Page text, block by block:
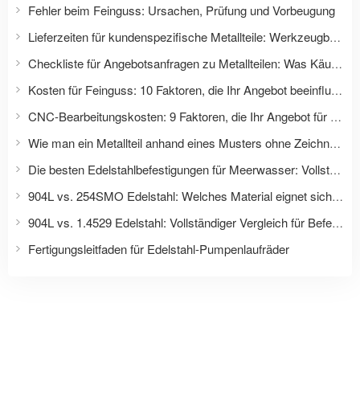
Fehler beim Feinguss: Ursachen, Prüfung und Vorbeugung
Lieferzeiten für kundenspezifische Metallteile: Werkzeugbau, Mustererstellung, Produktion und Lieferung
Checkliste für Angebotsanfragen zu Metallteilen: Was Käufer für ein genaues Angebot angeben sollten
Kosten für Feinguss: 10 Faktoren, die Ihr Angebot beeinflussen
CNC-Bearbeitungskosten: 9 Faktoren, die Ihr Angebot für ein individuelles Bauteil beeinflussen
Wie man ein Metallteil anhand eines Musters ohne Zeichnungen nachbaut
Die besten Edelstahlbefestigungen für Meerwasser: Vollständiger Materialauswahlleitfaden für Schiffs- und Offshore-Anwendungen
904L vs. 254SMO Edelstahl: Welches Material eignet sich besser für Befestigungselemente und Anwendungen mit starker Korrosion?
904L vs. 1.4529 Edelstahl: Vollständiger Vergleich für Befestigungselemente und industrielle Anwendungen
Fertigungsleitfaden für Edelstahl-Pumpenlaufräder